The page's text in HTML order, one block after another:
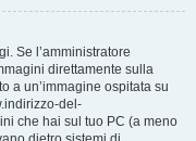
Se l’amministratore
direttamente sulla
a un’immagine ospitata su
del-
che hai sul tuo PC (a meno